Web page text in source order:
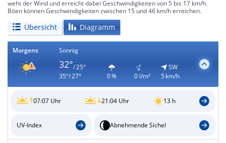
weht der Wind und erreicht dabei Geschwindigkeiten von 5 bis 17 km/h.
Böen können Geschwindigkeiten zwischen 15 und 46 km/h erreichen.
Übersicht Diagramm
Morgens Sonnig
32°/ 25°
35°/ 27°
0 % 0 l/m²
SW
5 km/h
07:07 Uhr 21:04 Uhr 13 h
UV-Index Abnehmende Sichel